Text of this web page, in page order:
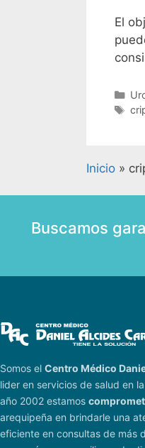
El
Inicio »
Buscamos
Somos el Centro Médico
lider en servicios de salud en
año 2002 estamos
arequipeña en brindarle una
eficiente en consultas de más